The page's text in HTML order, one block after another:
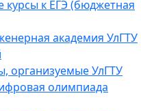
курсы к ЕГЭ (бюджетная
академия УлГТУ
организуемые УлГТУ
олимпиада